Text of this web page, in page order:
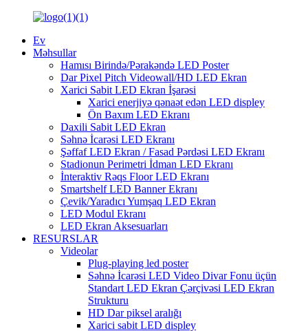
Ev
Məhsullar
Hamısı Birində/Pərakəndə LED Poster
Dar Pixel Pitch Videowall/HD LED Ekran
Xarici Sabit LED Ekran İşarəsi
Xarici enerjiyə qənaət edən LED displey
Ön Baxım LED Ekranı
Daxili Sabit LED Ekran
Səhnə İcarəsi LED Ekranı
Şəffaf LED Ekran / Fasad Pərdəsi LED Ekranı
Stadionun Perimetri İdman LED Ekranı
İnteraktiv Rəqs Floor LED Ekranı
Smartshelf LED Banner Ekranı
Çevik/Yaradıcı Yumşaq LED Ekran
LED Modul Ekranı
LED Ekran Aksesuarları
RESURSLAR
Videolar
Plug-playing led poster
Səhnə İcarəsi LED Video Divar Fonu üçün
Standart LED Ekran Çərçivəsi LED Ekran
Strukturu
HD Dar piksel aralığı
Xarici sabit LED displey